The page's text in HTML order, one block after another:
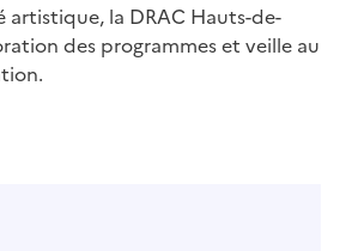
la DRAC Hauts-de-
des programmes et veille au